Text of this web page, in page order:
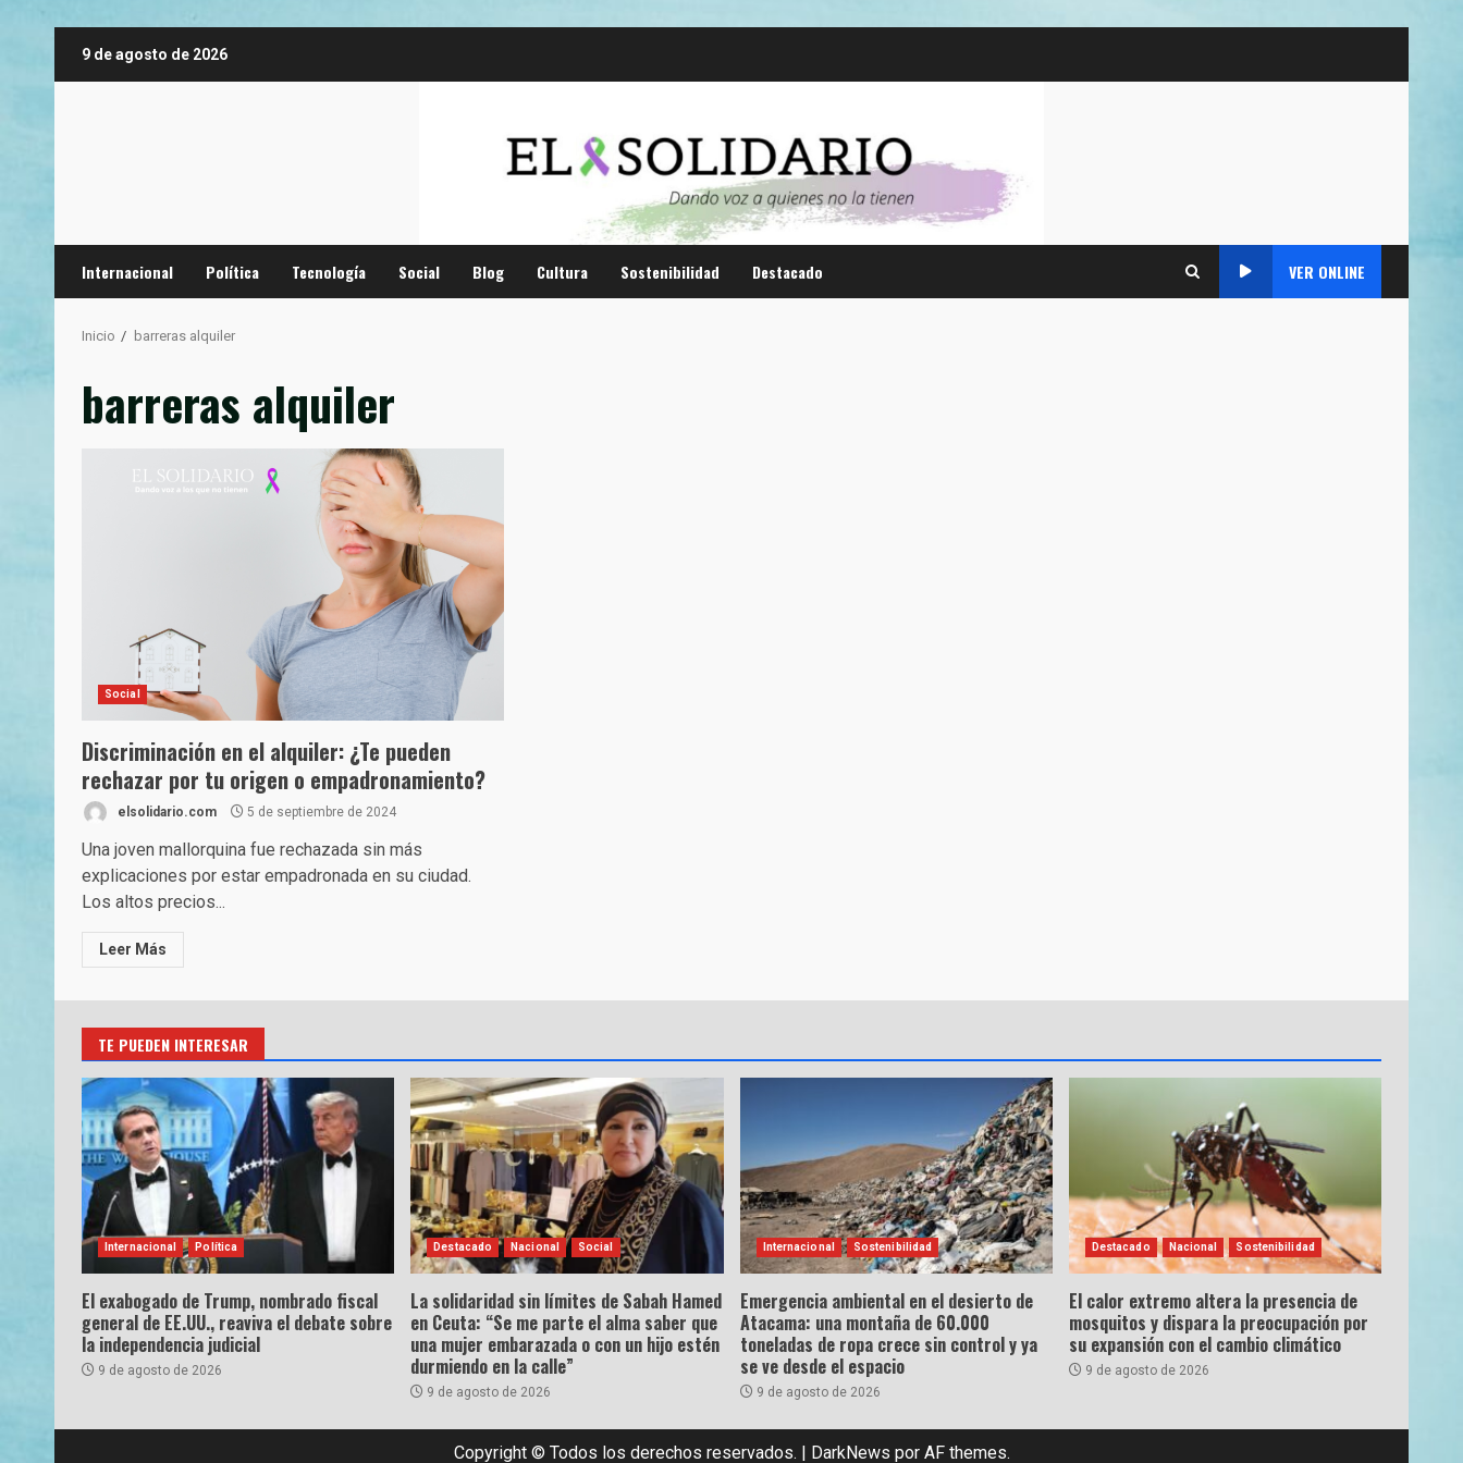
9 de agosto de 2026
Internacional Política Tecnología Social Blog Cultura Sostenibilidad Destacado VER ONLINE
Inicio barreras alquiler
barreras alquiler
Social
Discriminación en el alquiler: ¿Te pueden
rechazar por tu origen o empadronamiento?
elsolidario.com 5 de septiembre de 2024
Una joven mallorquina fue rechazada sin más
explicaciones por estar empadronada en su ciudad.
Los altos precios...
Leer Más
TE PUEDEN INTERESAR
Internacional Política
El exabogado de Trump, nombrado fiscal
general de EE.UU., reaviva el debate sobre
la independencia judicial
9 de agosto de 2026
Destacado Nacional Social
La solidaridad sin límites de Sabah Hamed
en Ceuta: “Se me parte el alma saber que
una mujer embarazada o con un hijo estén
durmiendo en la calle”
9 de agosto de 2026
Internacional Sostenibilidad
Emergencia ambiental en el desierto de
Atacama: una montaña de 60.000
toneladas de ropa crece sin control y ya
se ve desde el espacio
9 de agosto de 2026
Destacado Nacional Sostenibilidad
El calor extremo altera la presencia de
mosquitos y dispara la preocupación por
su expansión con el cambio climático
9 de agosto de 2026
Copyright © Todos los derechos reservados. | DarkNews por AF themes.